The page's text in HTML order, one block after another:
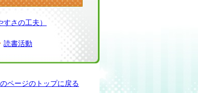
さの工夫）
読書活動
ページのトップに戻る